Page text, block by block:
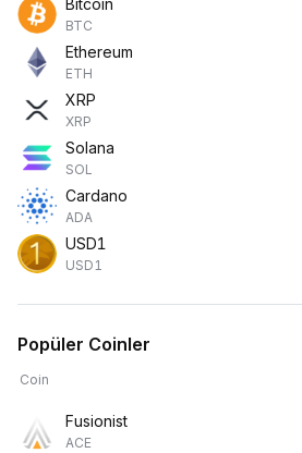
Bitcoin
BTC
Ethereum
ETH
XRP
XRP
Solana
SOL
Cardano
ADA
USD1
USD1
Popüler Coinler
Coin
Fusionist
ACE